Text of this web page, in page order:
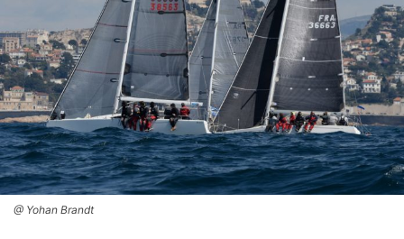
@ Yohan Brandt